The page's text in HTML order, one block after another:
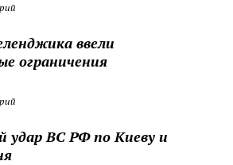
ввели
ограничения
удар ВС РФ по Киеву и